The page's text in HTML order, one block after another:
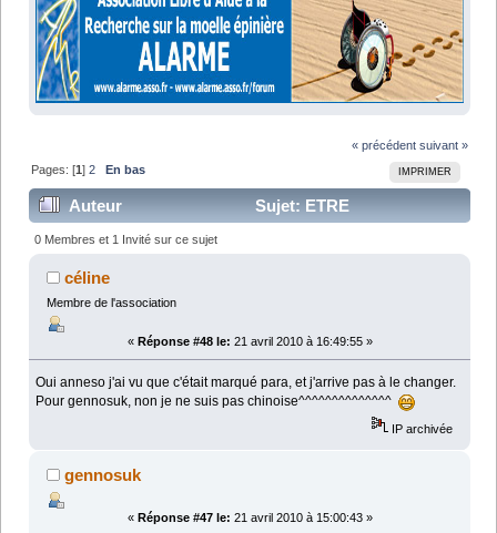
« précédent suivant »
IMPRIMER
Pages: [1]2 En bas
Auteur
Sujet: ETRE
TETRAPLEGIQUE ET ALLER A LA SELLE TOUT
SEUL COMME UN GRAND (Lu 65477 fois)
0 Membres et 1 Invité sur ce sujet
céline
Membre de l'association
« Réponse #48 le: 21 avril 2010 à 16:49:55 »
Oui anneso j'ai vu que c'était marqué para, et j'arrive pas à le changer.
Pour gennosuk, non je ne suis pas chinoise^^^^^^^^^^^^^^
IP archivée
gennosuk
« Réponse #47 le: 21 avril 2010 à 15:00:43 »